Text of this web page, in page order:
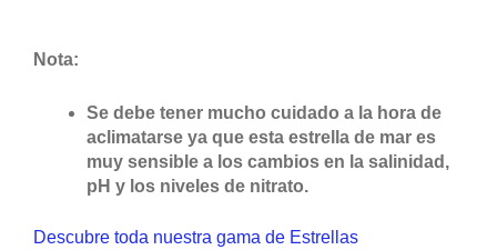
Nota:
Se debe tener mucho cuidado a la hora de
aclimatarse ya que esta estrella de mar es
muy sensible a los cambios en la salinidad,
pH y los niveles de nitrato.
Descubre toda nuestra gama de Estrellas